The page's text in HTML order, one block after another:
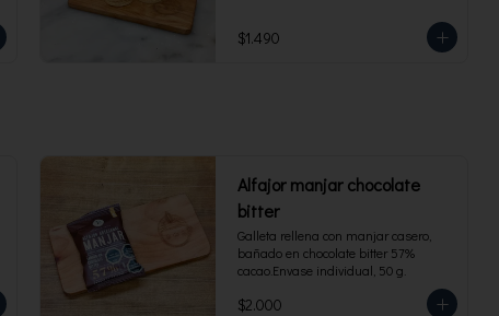
$1.490
Alfajor manjar chocolate
bitter
Galleta rellena con manjar casero,
bañado en chocolate bitter 57%
cacao.Envase individual, 50 g.
$2.000